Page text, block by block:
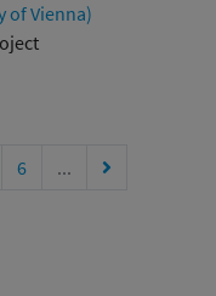
of Vienna)
6 ... Nächste Seite